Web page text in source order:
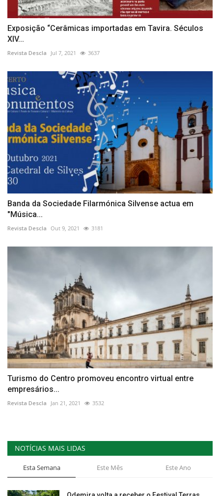
Exposição “Cerâmicas importadas em Tavira. Séculos
XIV...
Revista Descla Jul 7, 2021 3637
Banda da Sociedade Filarmónica Silvense actua em
"Música...
Revista Descla Out 9, 2021 3181
Turismo do Centro promoveu encontro virtual entre
empresários...
Revista Descla Jan 21, 2021 3532
NOTÍCIAS MAIS LIDAS
Esta Semana Este Mês Este Ano